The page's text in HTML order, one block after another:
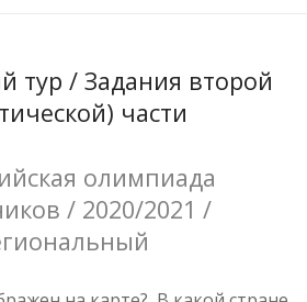
тур / Задания второй
части
олимпиада
/ 2020/2021 /